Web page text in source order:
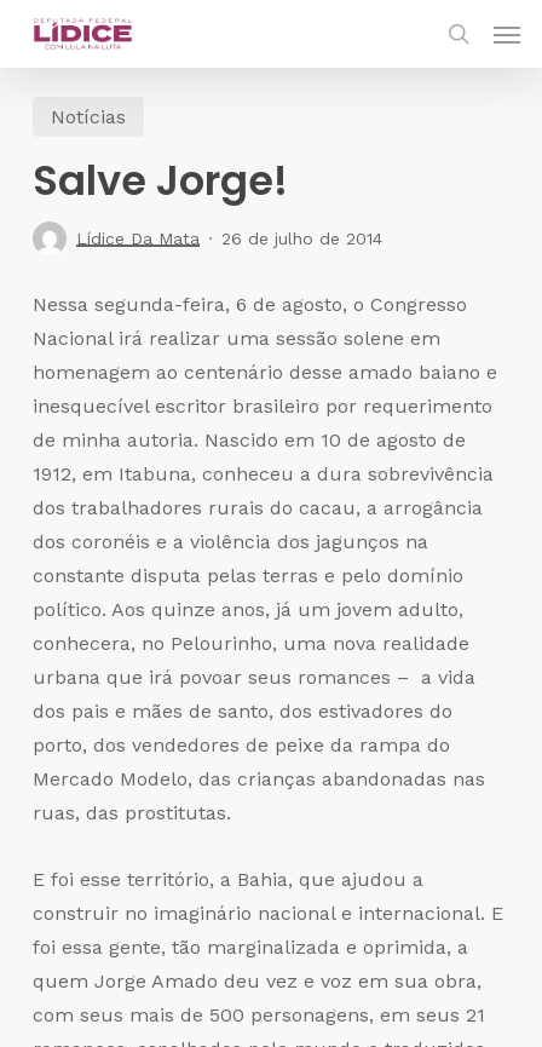
Skip
contentNotícias
Salve Jorge!
Lídice Da Mata 26 de julho de 2014
Nessa segunda-feira, 6 de agosto, o Congresso
Nacional irá realizar uma sessão solene em
homenagem ao centenário desse amado baiano e
inesquecível escritor brasileiro por requerimento
de minha autoria. Nascido em 10 de agosto de
1912, em Itabuna, conheceu a dura sobrevivência
dos trabalhadores rurais do cacau, a arrogância
dos coronéis e a violência dos jagunços na
constante disputa pelas terras e pelo domínio
político. Aos quinze anos, já um jovem adulto,
conhecera, no Pelourinho, uma nova realidade
urbana que irá povoar seus romances – a vida
dos pais e mães de santo, dos estivadores do
porto, dos vendedores de peixe da rampa do
Mercado Modelo, das crianças abandonadas nas
ruas, das prostitutas.
E foi esse território, a Bahia, que ajudou a
construir no imaginário nacional e internacional. E
foi essa gente, tão marginalizada e oprimida, a
quem Jorge Amado deu vez e voz em sua obra,
com seus mais de 500 personagens, em seus 21